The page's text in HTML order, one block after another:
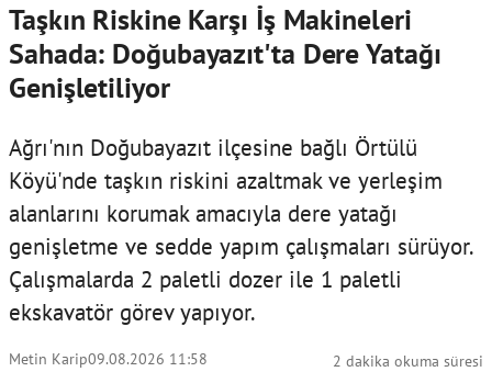
Taşkın Riskine Karşı İş Makineleri
Sahada: Doğubayazıt'ta Dere Yatağı
Genişletiliyor
Ağrı'nın Doğubayazıt ilçesine bağlı Örtülü
Köyü'nde taşkın riskini azaltmak ve yerleşim
alanlarını korumak amacıyla dere yatağı
genişletme ve sedde yapım çalışmaları sürüyor.
Çalışmalarda 2 paletli dozer ile 1 paletli
ekskavatör görev yapıyor.
Metin Karip09.08.2026 11:58 2 dakika okuma süresi